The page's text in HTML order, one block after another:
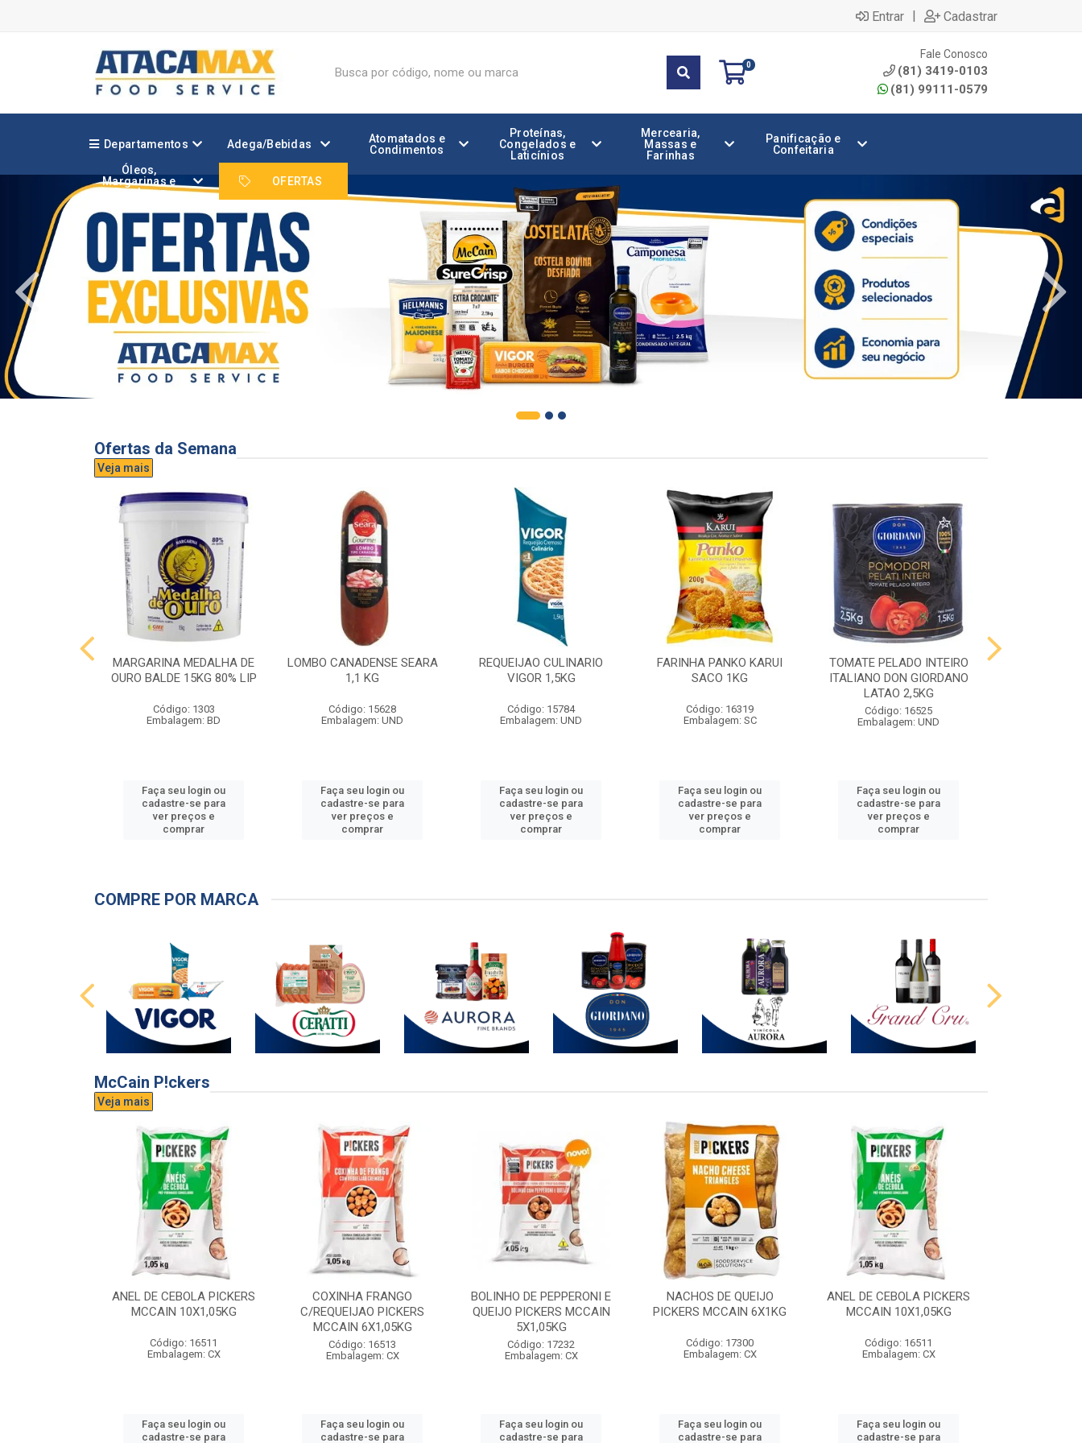
Entrar | Cadastrar
0
Fale Conosco
(81) 3419-0103
(81) 99111-0579
Departamentos Adega/Bebidas
Atomatados e
Condimentos
Proteínas,
Congelados e
Laticínios
Mercearia,
Massas e
Farinhas
Panificação e
Confeitaria
Óleos,
Margarinas e
Gorduras
OFERTAS
Ofertas da Semana
Veja mais
MARGARINA MEDALHA DE
OURO BALDE 15KG 80% LIP
Código: 1303
Embalagem: BD
Faça seu login ou
cadastre-se para
ver preços e
comprar
LOMBO CANADENSE SEARA
1,1 KG
Código: 15628
Embalagem: UND
Faça seu login ou
cadastre-se para
ver preços e
comprar
REQUEIJAO CULINARIO
VIGOR 1,5KG
Código: 15784
Embalagem: UND
Faça seu login ou
cadastre-se para
ver preços e
comprar
FARINHA PANKO KARUI
SACO 1KG
Código: 16319
Embalagem: SC
Faça seu login ou
cadastre-se para
ver preços e
comprar
TOMATE PELADO INTEIRO
ITALIANO DON GIORDANO
LATAO 2,5KG
Código: 16525
Embalagem: UND
Faça seu login ou
cadastre-se para
ver preços e
comprar
COMPRE POR MARCA
McCain P!ckers
Veja mais
ANEL DE CEBOLA PICKERS
MCCAIN 10X1,05KG
Código: 16511
Embalagem: CX
Faça seu login ou
cadastre-se para
COXINHA FRANGO
C/REQUEIJAO PICKERS
MCCAIN 6X1,05KG
Código: 16513
Embalagem: CX
Faça seu login ou
cadastre-se para
BOLINHO DE PEPPERONI E
QUEIJO PICKERS MCCAIN
5X1,05KG
Código: 17232
Embalagem: CX
Faça seu login ou
cadastre-se para
NACHOS DE QUEIJO
PICKERS MCCAIN 6X1KG
Código: 17300
Embalagem: CX
Faça seu login ou
cadastre-se para
ANEL DE CEBOLA PICKERS
MCCAIN 10X1,05KG
Código: 16511
Embalagem: CX
Faça seu login ou
cadastre-se para